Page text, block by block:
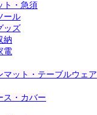
ト・急須
ール
ッズ
納
電
マット・テーブルウェア
ス・カバー